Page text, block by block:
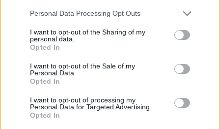
Personal Data Processing Opt Outs
I want to opt-out of the Sharing of my
personal data.
Opted In
I want to opt-out of the Sale of my
Personal Data.
Opted In
I want to opt-out of processing my
Personal Data for Targeted Advertising.
Opted In
«Θέλω τον μπαμπά μου»: Το
βίντεο της μεθυσμένης οδηγού
που σκότωσε νύφη ώρες μετά
τον γάμο της
Η Jamie Lee Komoroski, με αλκοόλ
τριπλάσιο του νόμιμου ορίου, έπεσε
συμπεριφορά της λίγο μετά τη μοιραία
σύγκρουση